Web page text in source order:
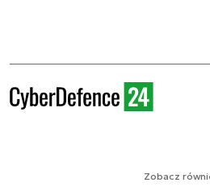
Zobacz